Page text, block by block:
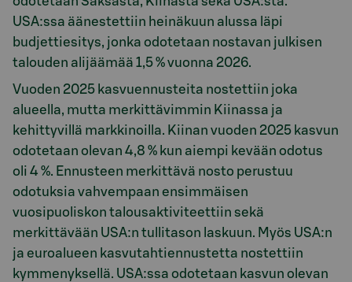
USA:ssa äänestettiin heinäkuun alussa läpi
budjettiesitys, jonka odotetaan nostavan julkisen
talouden alijäämää 1,5 % vuonna 2026.
Vuoden 2025 kasvuennusteita nostettiin joka
alueella, mutta merkittävimmin Kiinassa ja
kehittyvillä markkinoilla. Kiinan vuoden 2025 kasvun
odotetaan olevan 4,8 % kun aiempi kevään odotus
oli 4 %. Ennusteen merkittävä nosto perustuu
odotuksia vahvempaan ensimmäisen
vuosipuoliskon talousaktiviteettiin sekä
merkittävään USA:n tullitason laskuun. Myös USA:n
ja euroalueen kasvutahtiennustetta nostettiin
kymmenyksellä. USA:ssa odotetaan kasvun olevan